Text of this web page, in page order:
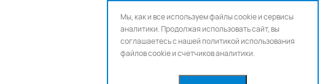
Мы, как и все используем файлы cookie и сервисы
аналитики. Продолжая использовать сайт, вы
соглашаетесь с нашейполитикой использования
файлов cookie и счетчиков аналитики.